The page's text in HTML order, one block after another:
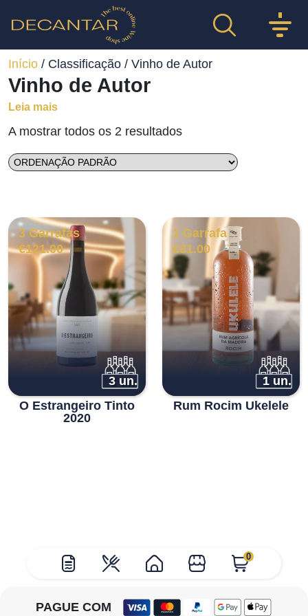
0
Início / Classificação / Vinho de Autor
Vinho de Autor
Leia mais
A mostrar todos os 2 resultados
3 Garrafas
€121.00
3 un.
O Estrangeiro Tinto
2020
1 Garrafa
€81.00
1 un.
Rum Rocim Ukelele
PAGUE COM